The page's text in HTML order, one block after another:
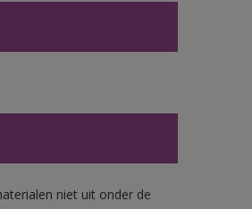
niet uit onder de